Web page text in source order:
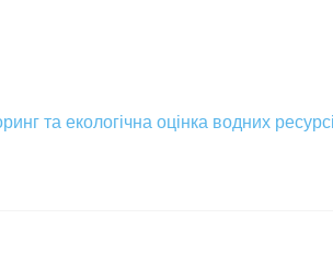
та екологічна оцінка водних